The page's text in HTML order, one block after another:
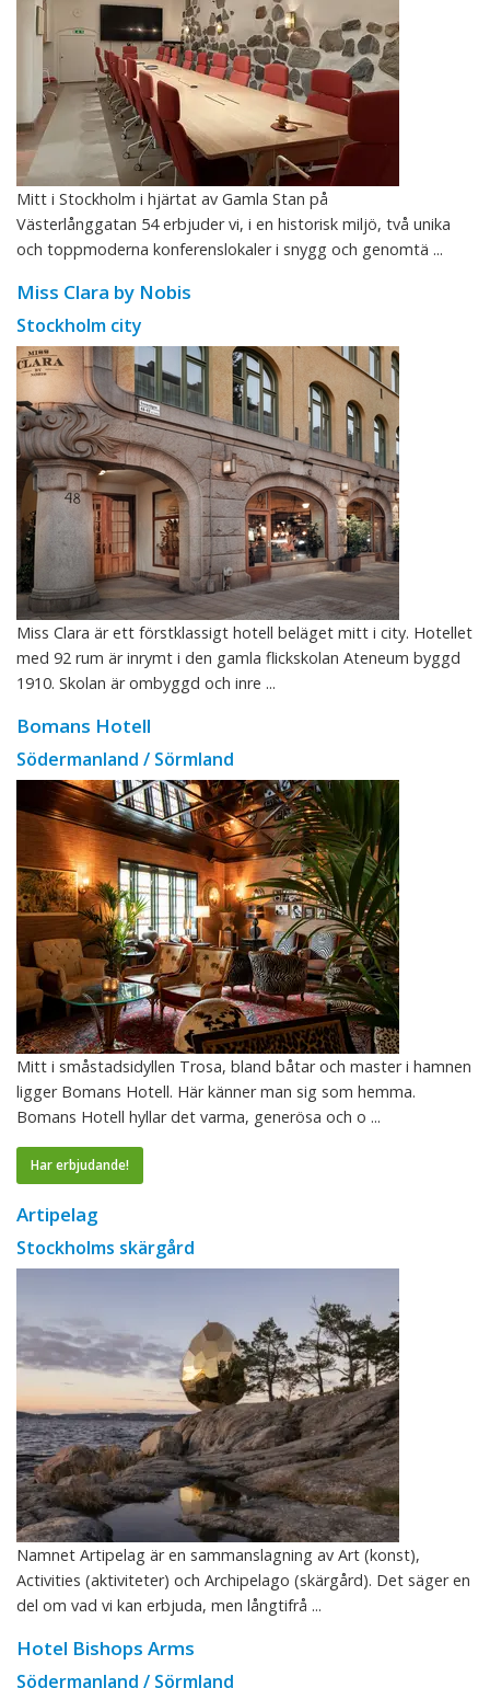
Mitt i Stockholm i hjärtat av Gamla Stan på
Västerlånggatan 54 erbjuder vi, i en historisk miljö, två unika
och toppmoderna konferenslokaler i snygg och genomtä ...
Miss Clara by Nobis
Stockholm city
Miss Clara är ett förstklassigt hotell beläget mitt i city. Hotellet
med 92 rum är inrymt i den gamla flickskolan Ateneum byggd
1910. Skolan är ombyggd och inre ...
Bomans Hotell
Södermanland / Sörmland
Mitt i småstadsidyllen Trosa, bland båtar och master i hamnen
ligger Bomans Hotell. Här känner man sig som hemma.
Bomans Hotell hyllar det varma, generösa och o ...
Har erbjudande!
Artipelag
Stockholms skärgård
Namnet Artipelag är en sammanslagning av Art (konst),
Activities (aktiviteter) och Archipelago (skärgård). Det säger en
del om vad vi kan erbjuda, men långtifrå ...
Hotel Bishops Arms
Södermanland / Sörmland